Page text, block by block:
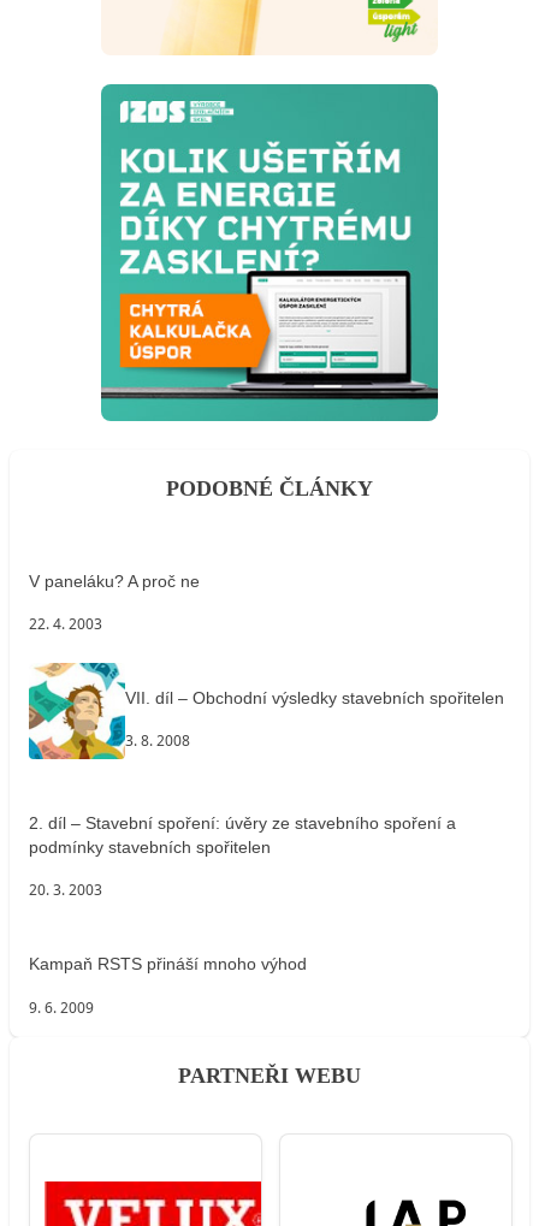
PODOBNÉ ČLÁNKY
V paneláku? A proč ne
22. 4. 2003
VII. díl – Obchodní výsledky stavebních spořitelen
3. 8. 2008
2. díl – Stavební spoření: úvěry ze stavebního spoření a
podmínky stavebních spořitelen
20. 3. 2003
Kampaň RSTS přináší mnoho výhod
9. 6. 2009
PARTNEŘI WEBU